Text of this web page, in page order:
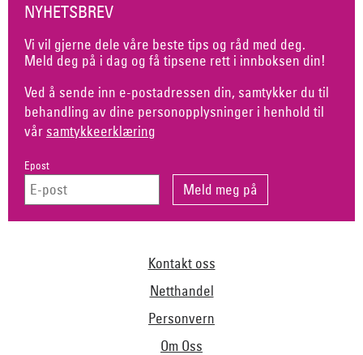
NYHETSBREV
Vi vil gjerne dele våre beste tips og råd med deg.
Meld deg på i dag og få tipsene rett i innboksen din!
Ved å sende inn e-postadressen din, samtykker du til
behandling av dine personopplysninger i henhold til
vår samtykkeerklæring
Epost
Kontakt oss
Netthandel
Personvern
Om Oss